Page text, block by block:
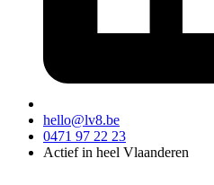
hello@lv8.be
0471 97 22 23
Actief in heel Vlaanderen